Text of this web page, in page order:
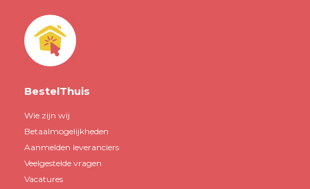
BestelThuis
Wie zijn wij
Betaalmogelijkheden
Aanmelden leveranciers
Veelgestelde vragen
Vacatures